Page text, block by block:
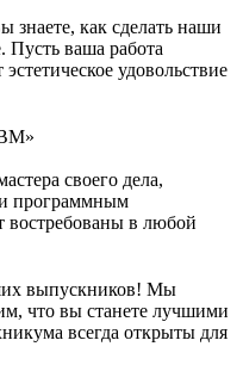
как сделать наши
Пусть ваша работа
удовольствие
своего дела,
программным
востребованы в любой
выпускников! Мы
что вы станете лучшими
всегда открыты для